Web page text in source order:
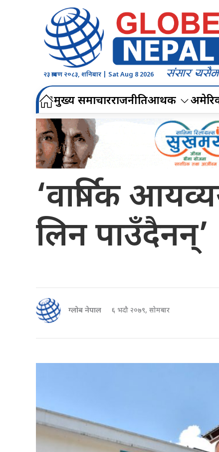
२३ श्रावण २०८३, शनिबार | Sat Aug 8 2026
मुख्य समाचारराजनीतिआर्थिक
‘वार्षिक
लिन पाउँदैनन्’
ग्लोब नेपाल ६ भदौ २०७९, सोमबार